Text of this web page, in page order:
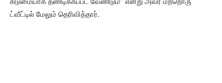
ட்வீட்டில் மேலும் தெரிவித்தார்.